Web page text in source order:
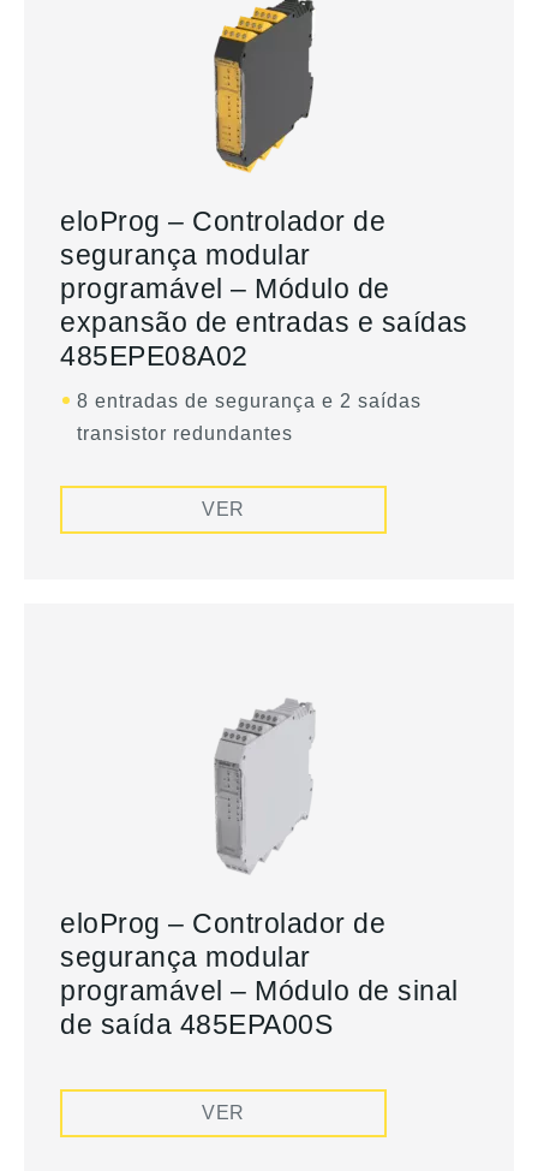
eloProg – Controlador de
segurança modular
programável – Módulo de
expansão de entradas e saídas
485EPE08A02
8 entradas de segurança e 2 saídas
transistor redundantes
VER
eloProg – Controlador de
segurança modular
programável – Módulo de sinal
de saída 485EPA00S
VER